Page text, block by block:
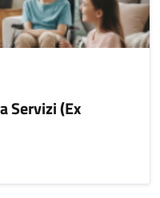
Servizi (Ex